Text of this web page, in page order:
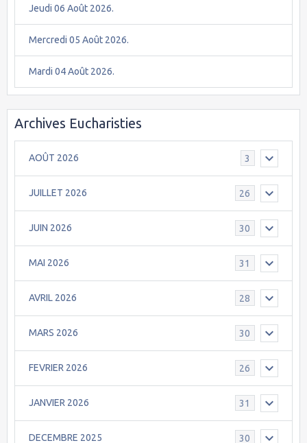
Jeudi 06 Août 2026.
Mercredi 05 Août 2026.
Mardi 04 Août 2026.
Archives Eucharisties
AOÛT 2026 3
JUILLET 2026 26
JUIN 2026 30
MAI 2026 31
AVRIL 2026 28
MARS 2026 30
FEVRIER 2026 26
JANVIER 2026 31
DECEMBRE 2025 30